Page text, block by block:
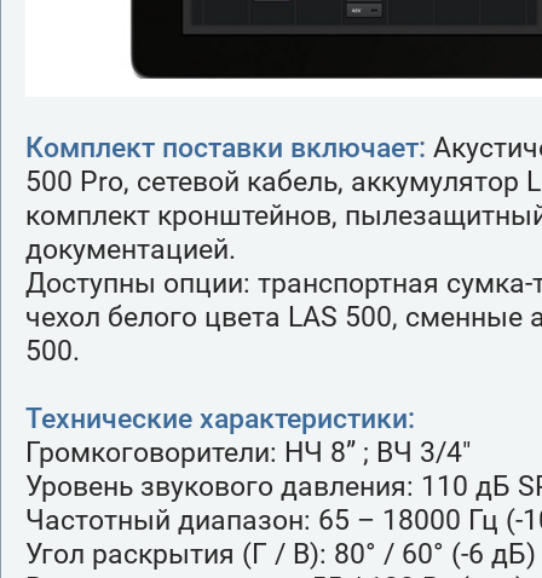
Комплект поставки включает:
500 Pro, сетевой кабель, аккумулятор
комплект кронштейнов,
документацией.
Доступны опции: транспортная
чехол белого цвета LAS 500, сменные
500.
Технические характеристики:
Громкоговорители: НЧ 8” ; ВЧ 3/4"
Уровень звукового давления: 110 дБ
Частотный диапазон: 65 – 18000 Гц (-
Угол раскрытия (Г / В): 80° / 60° (-6 дБ)